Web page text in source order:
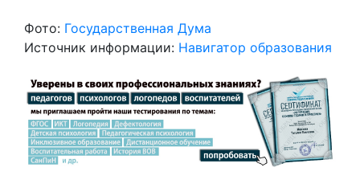
Фото: Государственная Дума
Источник информации: Навигатор образования